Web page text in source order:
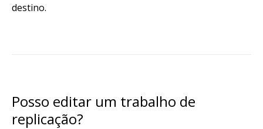
destino.
Posso editar um trabalho de
replicação?